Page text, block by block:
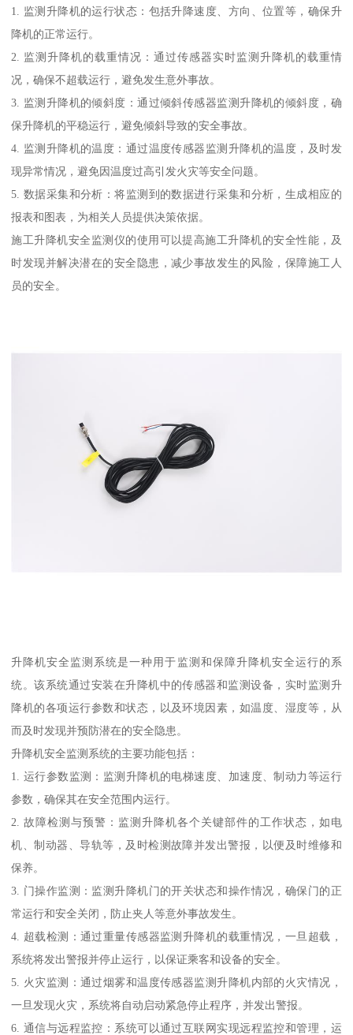
1. 监测升降机的运行状态：包括升降速度、方向、位置等，确保升
降机的正常运行。
2. 监测升降机的载重情况：通过传感器实时监测升降机的载重情
况，确保不超载运行，避免发生意外事故。
3. 监测升降机的倾斜度：通过倾斜传感器监测升降机的倾斜度，确
保升降机的平稳运行，避免倾斜导致的安全事故。
4. 监测升降机的温度：通过温度传感器监测升降机的温度，及时发
现异常情况，避免因温度过高引发火灾等安全问题。
5. 数据采集和分析：将监测到的数据进行采集和分析，生成相应的
报表和图表，为相关人员提供决策依据。
施工升降机安全监测仪的使用可以提高施工升降机的安全性能，及
时发现并解决潜在的安全隐患，减少事故发生的风险，保障施工人
员的安全。
升降机安全监测系统是一种用于监测和保障升降机安全运行的系
统。该系统通过安装在升降机中的传感器和监测设备，实时监测升
降机的各项运行参数和状态，以及环境因素，如温度、湿度等，从
而及时发现并预防潜在的安全隐患。
升降机安全监测系统的主要功能包括：
1. 运行参数监测：监测升降机的电梯速度、加速度、制动力等运行
参数，确保其在安全范围内运行。
2. 故障检测与预警：监测升降机各个关键部件的工作状态，如电
机、制动器、导轨等，及时检测故障并发出警报，以便及时维修和
保养。
3. 门操作监测：监测升降机门的开关状态和操作情况，确保门的正
常运行和安全关闭，防止夹人等意外事故发生。
4. 超载检测：通过重量传感器监测升降机的载重情况，一旦超载，
系统将发出警报并停止运行，以保证乘客和设备的安全。
5. 火灾监测：通过烟雾和温度传感器监测升降机内部的火灾情况，
一旦发现火灾，系统将自动启动紧急停止程序，并发出警报。
6. 通信与远程监控：系统可以通过互联网实现远程监控和管理，运